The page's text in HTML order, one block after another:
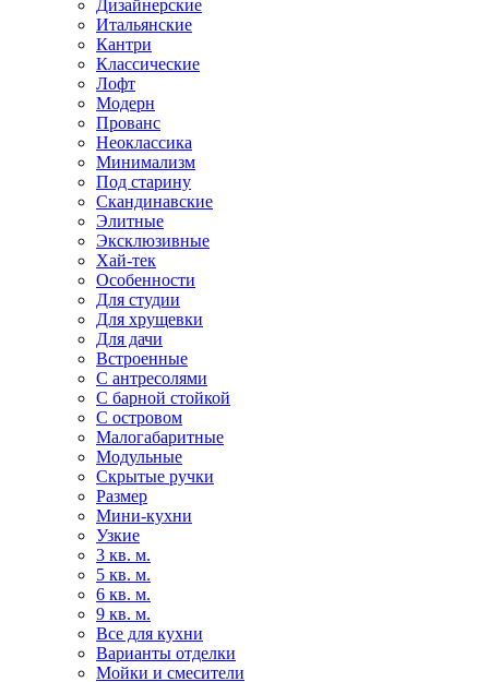
Дизайнерские
Итальянские
Кантри
Классические
Лофт
Модерн
Прованс
Неоклассика
Минимализм
Под старину
Скандинавские
Элитные
Эксклюзивные
Хай-тек
Особенности
Для студии
Для хрущевки
Для дачи
Встроенные
С антресолями
С барной стойкой
С островом
Малогабаритные
Модульные
Скрытые ручки
Размер
Мини-кухни
Узкие
3 кв. м.
5 кв. м.
6 кв. м.
9 кв. м.
Все для кухни
Варианты отделки
Мойки и смесители